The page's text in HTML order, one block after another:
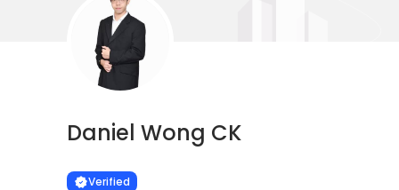
Daniel Wong CK
VERIFIED
Verified
Learn more